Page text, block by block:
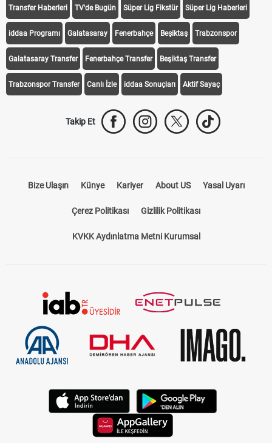
Transfer Haberleri TV'de Bugün Süper Lig Fikstür Süper Lig Haberleri
iddaa Programı Galatasaray Fenerbahçe Beşiktaş Trabzonspor
Galatasaray Transfer Fenerbahçe Transfer Beşiktaş Transfer
Trabzonspor Transfer Canlı İzle iddaa Sonuçları Aktif Sayaç